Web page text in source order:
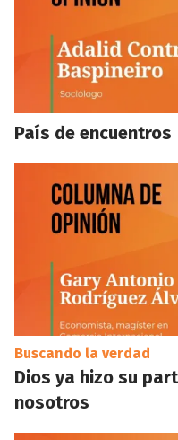
País de encuentros
Buscando la verdad
Dios ya hizo su
nosotros